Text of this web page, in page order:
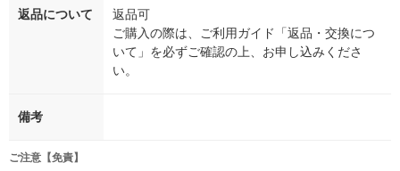
返品について
返品可
ご購入の際は、ご利用ガイド「返品・交換につ
いて」を必ずご確認の上、お申し込みくださ
い。
備考
ご注意【免責】